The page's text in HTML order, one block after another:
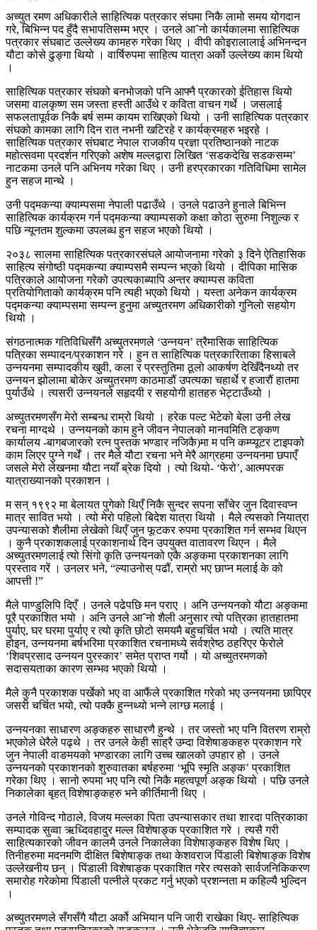
अच्युत रमण अधिकारीले साहित्यिक पत्रकार संघमा निकै लामो समय योगदान
गरे, बिभिन्न पद हुँदै सभापतिसम्म भएर । उनले आˆनो कार्यकालमा साहित्यिक
पत्रकार संघबाट उल्लेख्य कामहरु गरेका थिए । वीपी कोइरालालाई अभिनन्दन
यौटा कोसे ढुङ्गा थियो । वार्षिरुपमा साहित्य यात्रा अर्को उल्लेख्य काम थियो
।
साहित्यिक पत्रकार संघको बनभोजको पनि आफ्नै प्रकारको ईतिहास थियो
जसमा वालकृष्ण सम जस्ता हस्ती आउँथे र कविता वाचन गर्थे । जसलाई
सफलतापूर्वक निकै बर्ष सम्म कायम राखिएको थियो । उनी साहित्यिक पत्रकार
संघको कामका लागि दिन रात नभनी खटिरहे र कार्यक्रमहरु भइरहे ।
साहित्यिक पत्रकार संघबाट नेपाल राजकीय प्रज्ञा प्रतिष्ठानको नाटक
महोत्सवमा प्रदर्शन गरिएको अशेष मल्लद्वारा लिखित ‘सडकदेखि सडकसम्म’
नाटकमा उनले पनि अभिनय गरेका थिए । उनी हरप्रकारका गतिविधिमा सामेल
हुन सहज मान्थे ।
उनी पद्मकन्या क्याम्पसमा नेपाली पढाउँथे । उनले पढाउने हुनाले बिभिन्न
साहित्यिक कार्यक्रम गर्न पद्मकन्या क्याम्पसको कक्षा कोठा सुरुमा निशुल्क र
पछि न्यूनतम शुल्कमा उपलब्ध हुन सहज भएको थियो ।
२०३८ सालमा साहित्यिक पत्रकारसंघले आयोजनामा गरेको ३ दिने ऐतिहासिक
साहित्य संगोष्ठी पद्मकन्या क्याम्पसमै सम्पन्न भएको थियो । दीपिका मासिक
पत्रिकाले आयोजना गरेको उपत्यकाब्यापि अन्तर क्याम्पस कविता
प्रतियोगिताको कार्यक्रम पनि त्यही भएको थियो । यस्ता अनेकन कार्यक्रम
पद्मकन्या क्याम्पसमा सम्पन्न हुनुमा अच्युतरमण अधिकारीको गुनिलो सहयोग
थियो ।
संगठनात्मक गतिविधिसँगै अच्युतरमणले ‘उन्नयन’ त्रैमासिक साहित्यिक
पत्रिका सम्पादन/प्रकाशन गरे । हुन त साहित्यिक पत्रकारिताका हिसाबले
उन्नयनमा सम्पादकीय खुवी, कला र प्रस्तुतिमा ठूलो आकर्षण देखिँदैनथ्यो तर
उन्नयन झोलामा बोकेर अच्युतरमण काठमाडौं उपत्यका चहार्थे र हजारौं हातमा
पुर्याउँथे । त्यसरी उन्नयनले सहृदयी र सहयोगी हातहरु भेट्टाउँथ्यो ।
अच्युतरमणसँग मेरो सम्बन्ध राम्रो थियो । हरेक पल्ट भेटेको बेला उनी लेख
रचना माग्दथे । उन्नयनको काम हुने जीवन नेपालको मानवमिति टङ्कण
कार्यालय -बागबजारको रत्न पुस्तक भण्डार नजिकै)मा म पनि कम्प्यूटर टाइपको
काम लिएर पुग्ने गर्थें । तर मैले यौटा रचना भने मेरै आग्रहमा उन्नयनमा छपाएँ
जसले मेरो लेखनमा यौटा नयाँ ब्रेक दियो । त्यो थियो- ‘फेरो’, आत्मपरक
यात्राख्यानको प्रकाशन ।
म सन् १९९२ मा बेलायत पुगेको थिएँ निकै सुन्दर सपना साँचेर जुन दिवास्वप्न
मात्र सावित भयो । त्यो मेरो पहिलो बिदेश यात्रा थियो । मैले त्यसको नियात्रा
उपन्यासको शैलीमा लेखेको थिएँ जुन फूटकर रुपमा प्रकाशित गर्न सम्भव थिएन
। कुनै प्रकाशकलाई प्रकाशनार्थ दिन उपयुक्त वातावरण थिएन । मैले
अच्युतरमणलाई त्यो सिंगो कृति उन्नयनको एकै अङ्कमा प्रकाशनका लागि
प्रस्ताव गरें । उनलर भने, “ल्याउनोस् पढौं, राम्रो भए छाप्न मलाई के को
आपत्ती !”
मैले पाण्डुलिपि दिएँ । उनले पढेपछि मन पराए । अनि उन्नयनको यौटा अङ्कमा
पूरै प्रकाशित भयो । अनि उनले आˆनो शैली अनुसार त्यो पत्रिका हातहातमा
पुर्याए, घर घरमा पुर्याए र त्यो कृति छोटो समयमै बहुचर्चित भयो । त्यति मात्र
होइन, उन्नयनमा बर्षभरिमा प्रकाशित रचनामध्ये सर्वश्रेष्ठ ठहरिएर फेरोले
‘शिवप्रसाद उन्नयन पुरस्कार’ समेत प्राप्त गर्यो । यो अच्युतरमणको
सदासयताका कारण सम्भव भएको थियो ।
मैले कुनै प्रकाशक पर्खेको भए वा आफैंले प्रकाशित गरेको भए उन्नयनमा छापिएर
जसरी चर्चित भयो, त्यो पक्कै हुन्नथ्यो भन्ने लाग्छ मलाई ।
उन्नयनका साधारण अङ्कहरु साधारणै हुन्थे । तर जस्तो भए पनि वितरण राम्रो
भएकोले धेरैले पढ्थे । तर उनले केही साह्रै उम्दा विशेषाङकहरु प्रकाशन गरे
जुन नेपाली वाङमयको भण्डारका लागि उच्च खालको उपहार हो । उनले
उन्नयनको प्रकाशनको शुरुवातका बर्षहरुमा ‘भूपि स्मृति अङ्क’ प्रकाशित
गरेका थिए । सानो रुपमा भए पनि त्यो निकै महत्वपूर्ण अङ्क थियो । पछि उनले
निकालेका बृहत् विशेषाङ्कहरु भने कीर्तिमानी थिए ।
उनले गोविन्द गोठाले, विजय मल्लका पिता उपन्यासकार तथा शारदा पत्रिकाका
सम्पादक सुव्वा ऋध्दिवहादुर मल्ल विशेषाङ्क प्रकाशित गरे । त्यसै गरी
साहित्यकारको जीवन कालमै उनले निकालेका विशेषाङ्कहरु विशेष थिए ।
तिनीहरुमा मदनमणि दीक्षित बिशेषाङ्क तथा केशवराज पिंडाली बिशेषाङ्क विशेष
उल्लेखनीय छन् । पिंडाली विशेषाङ्क प्रकाशित गरेर त्यसको सार्वजनिकिकरण
समारोह गरेकोमा पिंडाली पत्नीले प्रकट गर्नु भएको प्रशन्नता म कहिल्यै भुल्दिन
।
अच्युतरमणले सँगसँगै यौटा अर्को अभियान पनि जारी राखेका थिए- साहित्यिक